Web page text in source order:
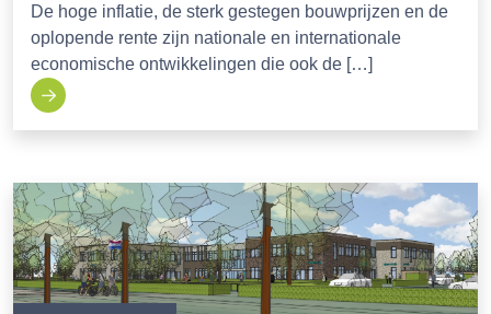
De hoge inflatie, de sterk gestegen bouwprijzen en de
oplopende rente zijn nationale en internationale
economische ontwikkelingen die ook de […]